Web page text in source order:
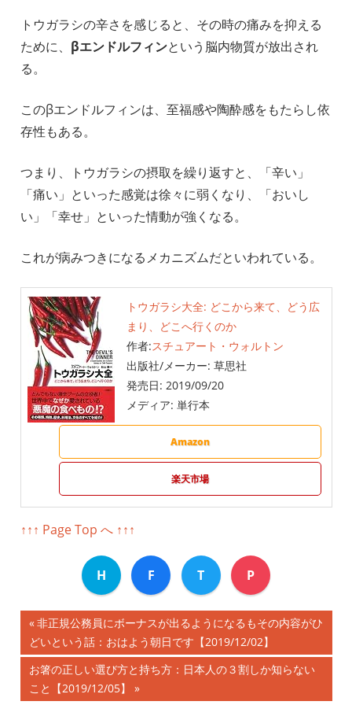
トウガラシの辛さを感じると、その時の痛みを抑える
ために、 βエンドルフィンという脳内物質が放出され
る。
このβエンドルフィンは、至福感や陶酔感をもたらし依
存性もある。
つまり、トウガラシの摂取を繰り返すと、「辛い」
「痛い」といった感覚は徐々に弱くなり、「おいし
い」「幸せ」といった情動が強くなる。
これが病みつきになるメカニズムだといわれている。
トウガラシ大全: どこから来て、どう広
まり、どこへ行くのか
作者:スチュアート・ウォルトン
出版社/メーカー: 草思社
発売日: 2019/09/20
メディア: 単行本
Amazon
楽天市場
↑↑↑ Page Top へ ↑↑↑
H F T P
投
稿
前
の
記
事:
非正規公務員にボーナスが出るようになるもその内容がひ
どいという話：おはよう朝日です【2019/12/02】
次
の
お箸の正しい選び方と持ち方：日本人の３割しか知らない
こと【2019/12/05】